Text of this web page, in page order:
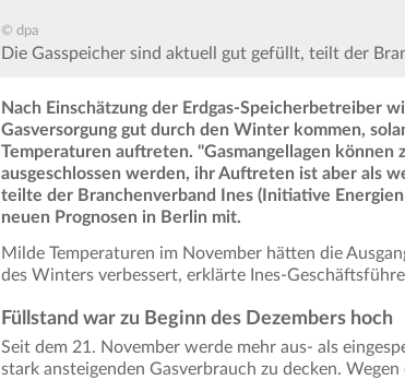
© dpa
Die Gasspeicher sind aktuell gut gefüllt, teilt der
Nach Einschätzung der Erdgas-Speicherbetreiber
Gasversorgung gut durch den Winter kommen,
Temperaturen auftreten. "Gasmangellagen können
ausgeschlossen werden, ihr Auftreten ist aber als
teilte der Branchenverband Ines (Initiative
neuen Prognosen in Berlin mit.
Milde Temperaturen im November hätten die
des Winters verbessert, erklärte Ines-
Füllstand war zu Beginn des Dezembers hoch
Seit dem 21. November werde mehr aus- als
stark ansteigenden Gasverbrauch zu decken.